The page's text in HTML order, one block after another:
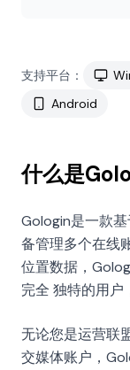
支持平台：
Android
什么是
Gologin是一款
备管理多个在线
位置数据，
完全 独特的用户
无论您是运营联
交媒体账户，